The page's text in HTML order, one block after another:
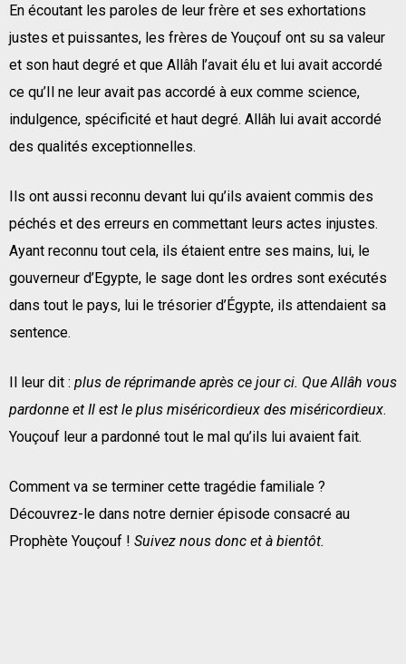
En écoutant les paroles de leur frère et ses exhortations
justes et puissantes, les frères de Youçouf ont su sa valeur
et son haut degré et que Allâh l’avait élu et lui avait accordé
ce qu’Il ne leur avait pas accordé à eux comme science,
indulgence, spécificité et haut degré. Allâh lui avait accordé
des qualités exceptionnelles.
Ils ont aussi reconnu devant lui qu’ils avaient commis des
péchés et des erreurs en commettant leurs actes injustes.
Ayant reconnu tout cela, ils étaient entre ses mains, lui, le
gouverneur d’Egypte, le sage dont les ordres sont exécutés
dans tout le pays, lui le trésorier d’Égypte, ils attendaient sa
sentence.
Il leur dit : plus de réprimande après ce jour ci. Que Allâh vous
pardonne et Il est le plus miséricordieux des miséricordieux.
Youçouf leur a pardonné tout le mal qu’ils lui avaient fait.
Comment va se terminer cette tragédie familiale ?
Découvrez-le dans notre dernier épisode consacré au
Prophète Youçouf ! Suivez nous donc et à bientôt.